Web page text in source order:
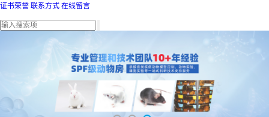
证书荣誉 联系方式 在线留言